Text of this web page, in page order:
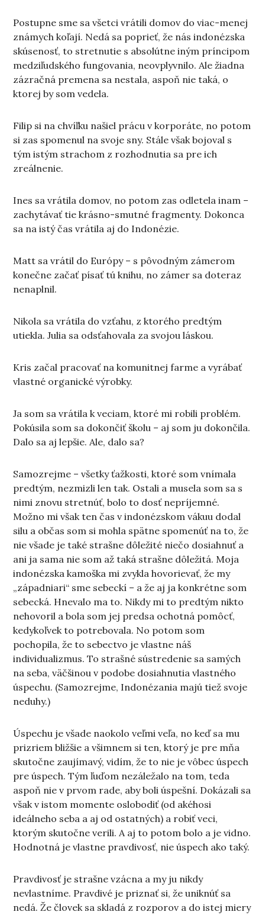
Postupne sme sa všetci vrátili domov do viac-menej
známych koľají. Nedá sa poprieť, že nás indonézska
skúsenosť, to stretnutie s absolútne iným príncipom
medziľudského fungovania, neovplyvnilo. Ale žiadna
zázračná premena sa nestala, aspoň nie taká, o
ktorej by som vedela.
Filip si na chvíľku našiel prácu v korporáte, no potom
si zas spomenul na svoje sny. Stále však bojoval s
tým istým strachom z rozhodnutia sa pre ich
zreálnenie.
Ines sa vrátila domov, no potom zas odletela inam –
zachytávať tie krásno-smutné fragmenty. Dokonca
sa na istý čas vrátila aj do Indonézie.
Matt sa vrátil do Európy – s pôvodným zámerom
konečne začať písať tú knihu, no zámer sa doteraz
nenaplnil.
Nikola sa vrátila do vzťahu, z ktorého predtým
utiekla. Julia sa odsťahovala za svojou láskou.
Kris začal pracovať na komunitnej farme a vyrábať
vlastné organické výrobky.
Ja som sa vrátila k veciam, ktoré mi robili problém.
Pokúsila som sa dokončiť školu – aj som ju dokončila.
Dalo sa aj lepšie. Ale, dalo sa?
Samozrejme – všetky ťažkosti, ktoré som vnímala
predtým, nezmizli len tak. Ostali a musela som sa s
nimi znovu stretnúť, bolo to dosť nepríjemné.
Možno mi však ten čas v indonézskom vákuu dodal
silu a občas som si mohla spätne spomenúť na to, že
nie všade je také strašne dôležité niečo dosiahnuť a
ani ja sama nie som až taká strašne dôležitá. Moja
indonézska kamoška mi zvykla hovorievať, že my
„západniari“ sme sebeckí – a že aj ja konkrétne som
sebecká. Hnevalo ma to. Nikdy mi to predtým nikto
nehovoril a bola som jej predsa ochotná pomôcť,
kedykoľvek to potrebovala. No potom som
pochopila, že to sebectvo je vlastne náš
individualizmus. To strašné sústredenie sa samých
na seba, väčšinou v podobe dosiahnutia vlastného
úspechu. (Samozrejme, Indonézania majú tiež svoje
neduhy.)
Úspechu je všade naokolo veľmi veľa, no keď sa mu
prizriem bližšie a všimnem si ten, ktorý je pre mňa
skutočne zaujímavý, vidím, že to nie je vôbec úspech
pre úspech. Tým ľuďom nezáležalo na tom, teda
aspoň nie v prvom rade, aby boli úspešní. Dokázali sa
však v istom momente oslobodiť (od akéhosi
ideálneho seba a aj od ostatných) a robiť veci,
ktorým skutočne verili. A aj to potom bolo a je vidno.
Hodnotná je vlastne pravdivosť, nie úspech ako taký.
Pravdivosť je strašne vzácna a my ju nikdy
nevlastníme. Pravdivé je priznať si, že uniknúť sa
nedá. Že človek sa skladá z rozporov a do istej miery